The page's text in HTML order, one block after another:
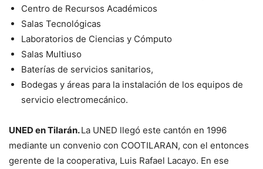
Centro de Recursos Académicos
Salas Tecnológicas
Laboratorios de Ciencias y Cómputo
Salas Multiuso
Baterías de servicios sanitarios,
Bodegas y áreas para la instalación de los equipos de
servicio electromecánico.
UNED en Tilarán.La UNED llegó este cantón en 1996
mediante un convenio con COOTILARAN, con el entonces
gerente de la cooperativa, Luis Rafael Lacayo. En ese